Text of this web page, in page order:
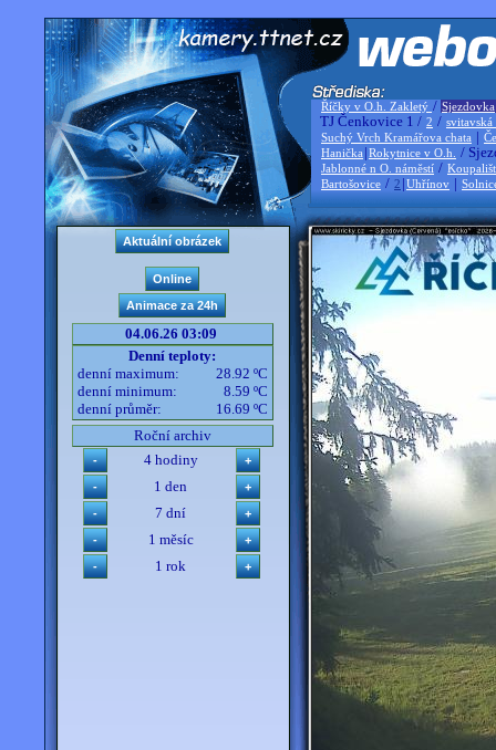
Říčky v O.h. Zakletý / Sjezdovka
TJ Čenkovice 1 / 2 / svitavská
Suchý Vrch Kramářova chata |
Hanička |Rokytnice v O.h. /
Jablonné n O. náměstí /
Bartošovice / 2 |Uhřínov |
04.06.26 03:09
Denní teploty:
denní maximum:
28.92 ºC
denní minimum:
8.59 ºC
denní průměr:
16.69 ºC
Roční archiv
4 hodiny
1 den
7 dní
1 měsíc
1 rok